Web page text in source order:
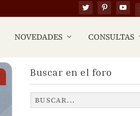
NOVEDADES CONSULTAS
Buscar en el foro